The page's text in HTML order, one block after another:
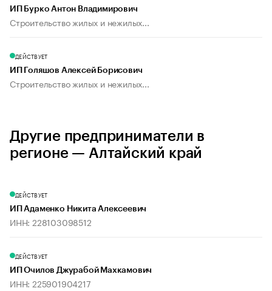
ИП Бурко Антон Владимирович
Строительство жилых и нежилых...
ДЕЙСТВУЕТ
ИП Голяшов Алексей Борисович
Строительство жилых и нежилых...
Другие предприниматели в
регионе — Алтайский край
ДЕЙСТВУЕТ
ИП Адаменко Никита Алексеевич
ИНН: 228103098512
ДЕЙСТВУЕТ
ИП Очилов Джурабой Махкамович
ИНН: 225901904217